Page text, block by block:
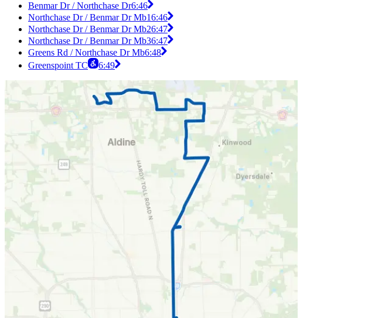
Benmar Dr / Northchase Dr6:46
Northchase Dr / Benmar Dr Mb16:46
Northchase Dr / Benmar Dr Mb26:47
Northchase Dr / Benmar Dr Mb36:47
Greens Rd / Northchase Dr Mb6:48
Greenspoint TC
6:49